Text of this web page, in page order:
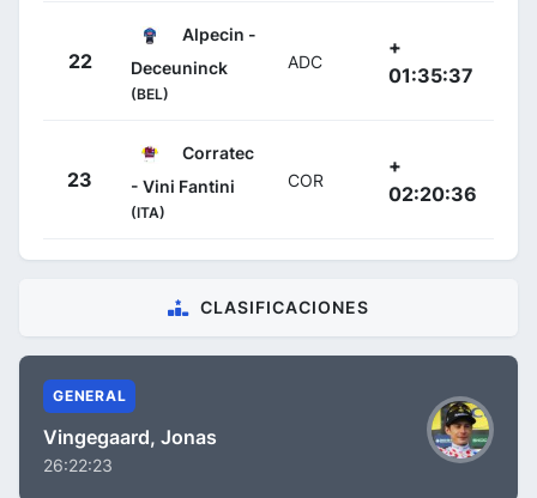
22
Alpecin -
Deceuninck
(BEL)
ADC
+
01:35:37
23
Corratec
- Vini Fantini
(ITA)
COR
+
02:20:36
CLASIFICACIONES
GENERAL
Vingegaard, Jonas
26:22:23